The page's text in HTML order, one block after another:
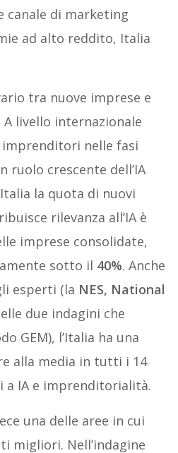
canale di marketing
ad alto reddito, Italia
tra nuove imprese e
livello internazionale
nelle fasi
ruolo crescente dell’IA
la quota di nuovi
rilevanza all’IA è
imprese consolidate,
sotto il 40%. Anche
esperti (la NES, National
due indagini che
GEM), l’Italia ha una
alla media in tutti i 14
IA e imprenditorialità.
una delle aree in cui
migliori. Nell’indagine